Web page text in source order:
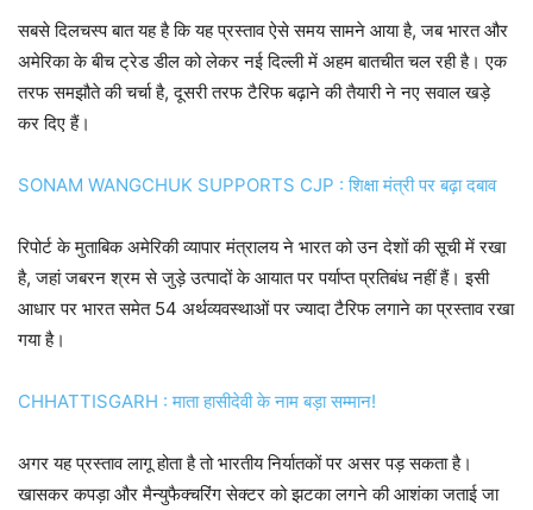
सबसे दिलचस्प बात यह है कि यह प्रस्ताव ऐसे समय सामने आया है, जब भारत और
अमेरिका के बीच ट्रेड डील को लेकर नई दिल्ली में अहम बातचीत चल रही है। एक
तरफ समझौते की चर्चा है, दूसरी तरफ टैरिफ बढ़ाने की तैयारी ने नए सवाल खड़े
कर दिए हैं।
SONAM WANGCHUK SUPPORTS CJP : शिक्षा मंत्री पर बढ़ा दबाव
रिपोर्ट के मुताबिक अमेरिकी व्यापार मंत्रालय ने भारत को उन देशों की सूची में रखा
है, जहां जबरन श्रम से जुड़े उत्पादों के आयात पर पर्याप्त प्रतिबंध नहीं हैं। इसी
आधार पर भारत समेत 54 अर्थव्यवस्थाओं पर ज्यादा टैरिफ लगाने का प्रस्ताव रखा
गया है।
CHHATTISGARH : माता हासीदेवी के नाम बड़ा सम्मान!
अगर यह प्रस्ताव लागू होता है तो भारतीय निर्यातकों पर असर पड़ सकता है।
खासकर कपड़ा और मैन्युफैक्चरिंग सेक्टर को झटका लगने की आशंका जताई जा